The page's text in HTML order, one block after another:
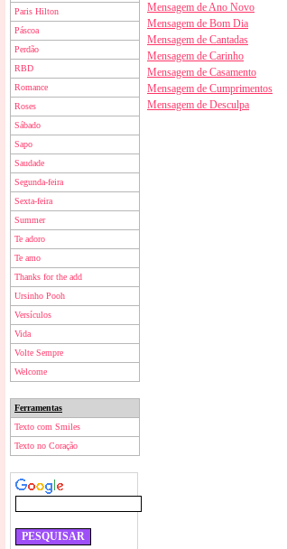
Paris Hilton
Páscoa
Perdão
RBD
Romance
Roses
Sábado
Sapo
Saudade
Segunda-feira
Sexta-feira
Summer
Te adoro
Te amo
Thanks for the add
Ursinho Pooh
Versículos
Vida
Volte Sempre
Welcome
Ferramentas
Texto com Smiles
Texto no Coração
Mensagem de Ano Novo
Mensagem de Bom Dia
Mensagem de Cantadas
Mensagem de Carinho
Mensagem de Casamento
Mensagem de Cumprimentos
Mensagem de Desculpa